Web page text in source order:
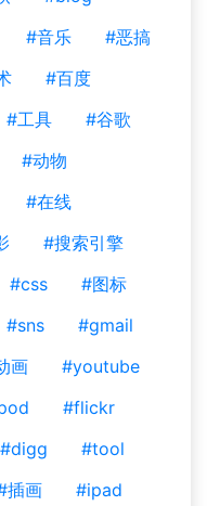
#音乐
#恶搞
#百度
#工具
#谷歌
#动物
#在线
#搜索引擎
#css
#图标
#sns
#gmail
画
#youtube
#flickr
#digg
#tool
插画
#ipad